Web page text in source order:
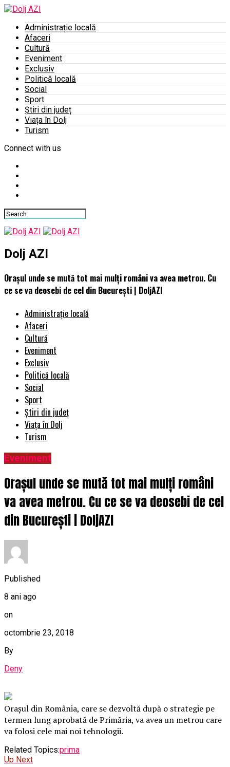
Administrație locală
Afaceri
Cultură
Eveniment
Exclusiv
Politică locală
Social
Sport
Știri din județ
Viața în Dolj
Turism
Connect with us
Dolj AZI
Orașul unde se mută tot mai mulți români va avea metrou. Cu
ce se va deosebi de cel din București | DoljAZI
Administrație locală
Afaceri
Cultură
Eveniment
Exclusiv
Politică locală
Social
Sport
Știri din județ
Viața în Dolj
Turism
Eveniment
Orașul unde se mută tot mai mulți români
va avea metrou. Cu ce se va deosebi de cel
din București | DoljAZI
Published
8 ani ago
on
octombrie 23, 2018
By
Deny
Orașul din România, care se dezvoltă după o strategie pe
termen lung aprobată de Primăria, va avea un metrou care
va folosi cele mai noi tehnologii.
Related Topics:prima
Up Next